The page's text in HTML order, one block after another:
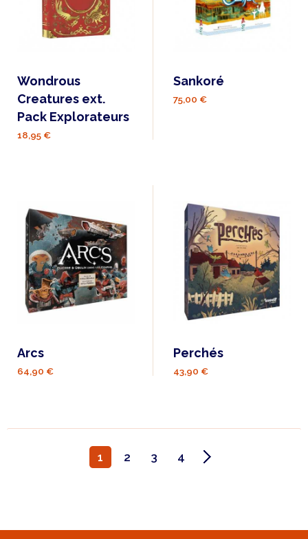
Wondrous
Creatures ext.
Pack Explorateurs
18,95 €
Sankoré
75,00 €
Arcs
64,90 €
Perchés
43,90 €
1 2 3 4